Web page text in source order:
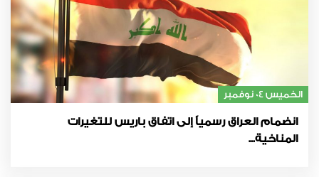
الخميس 04 نوفمبر
انضمام العراق رسمياً إلى اتفاق باريس للتغيرات
المناخية...